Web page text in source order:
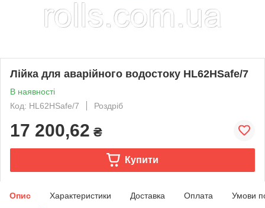
Лійка для аварійного водостоку HL62HSafe/7
В наявності
Код: HL62HSafe/7
Роздріб
17 200,62 ₴
Купити
Опис Характеристики Доставка Оплата Умови